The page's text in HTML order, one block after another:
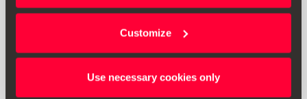
Customize
Use necessary cookies only
Doporučená prodejní cena:4456.00 Kč *